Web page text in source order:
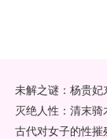
未解之谜：杨贵妃
灭绝人性：清末
古代对女子的性摧